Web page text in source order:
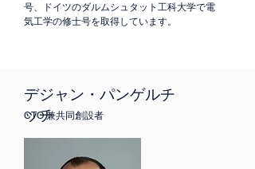
号、ドイツのダルムシュタット工科大学で電
気工学の修士号を取得しています。
CTO 兼共同創設者
デジャン・パンゲルチ
ッチ